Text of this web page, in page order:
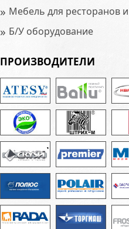
» Мебель для ресторанов
» Б/У оборудование
ПРОИЗВОДИТЕЛИ